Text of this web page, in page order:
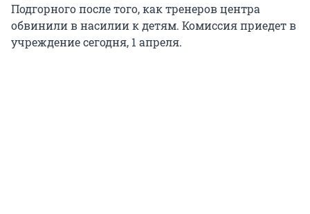
Подгорного после того, как тренеров центра
обвинили в насилии к детям. Комиссия приедет в
учреждение сегодня, 1 апреля.